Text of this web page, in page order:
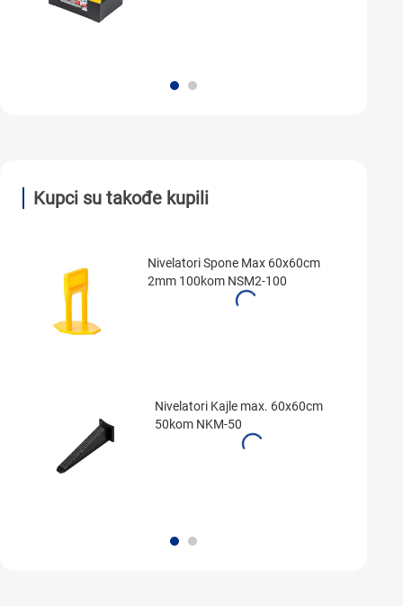
Kupci su takođe kupili
Nivelatori Spone Max 60x60cm
2mm 100kom NSM2-100
Nivelatori Kajle max. 60x60cm
50kom NKM-50